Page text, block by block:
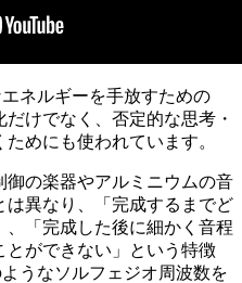
ネルギーを手放すための
けでなく、否定的な思考・
めにも使われています。
御の楽器やアルミニウムの音
は異なり、「完成するまでど
「完成した後に細かく音程
とができない」という特徴
うなソルフェジオ周波数を